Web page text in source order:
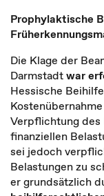
Prophylaktische
Die Klage der
Darmstadtwar
Hessische
Verpflichtung des
finanziellen
sei jedoch
Belastungen zu
er grundsätzlich